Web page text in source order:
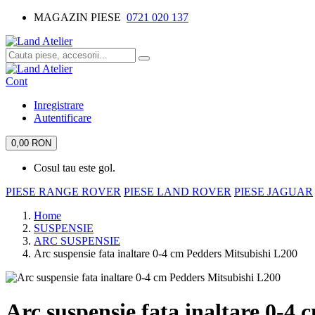
MAGAZIN PIESE 0721 020 137
Cont
Inregistrare
Autentificare
0,00 RON
Cosul tau este gol.
PIESE RANGE ROVER PIESE LAND ROVER PIESE JAGUAR
Home
SUSPENSIE
ARC SUSPENSIE
Arc suspensie fata inaltare 0-4 cm Pedders Mitsubishi L200